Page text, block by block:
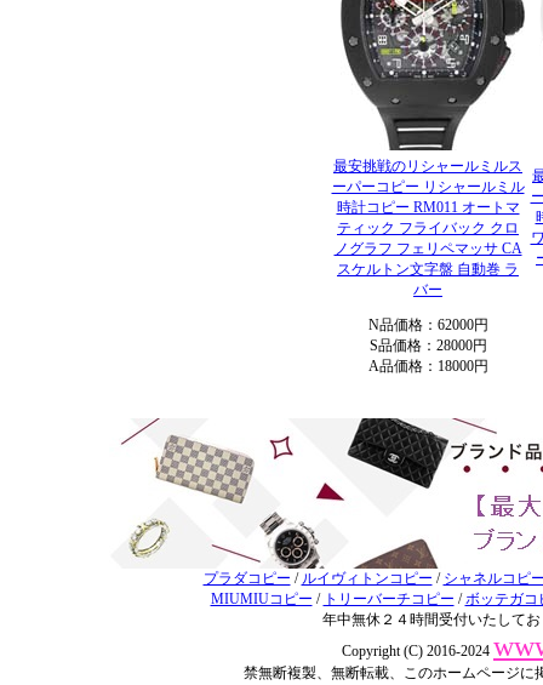
最安挑戦のリシャールミルス
ーパーコピー リシャールミル
時計コピー RM011 オートマ
ティック フライバック クロ
ノグラフ フェリペマッサ CA
スケルトン文字盤 自動巻 ラ
バー
N品価格：62000円
S品価格：28000円
A品価格：18000円
プラダコピー / ルイヴィトンコピー / シャネルコピ
MIUMIUコピー / トリーバーチコピー /ボッテガコ
年中無休２４時間受付いたして
Copyright (C) 2016-2024
禁無断複製、無断転載、このホームページ